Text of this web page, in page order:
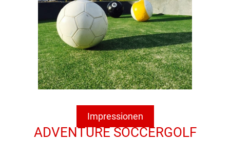
Impressionen
ADVENTURE SOCCERGOLF